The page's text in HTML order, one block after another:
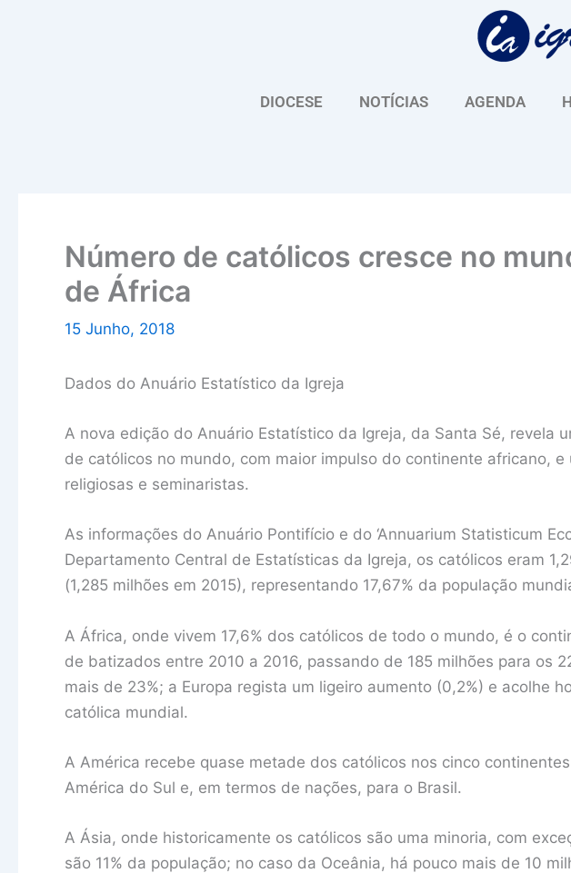
DIOCESE NOTÍCIAS AGENDA
Número de católicos cresce no
de África
15 Junho, 2018
Dados do Anuário Estatístico da Igreja
A nova edição do Anuário Estatístico da Igreja, da Santa Sé, revela
de católicos no mundo, com maior impulso do continente africano,
religiosas e seminaristas.
As informações do Anuário Pontifício e do ‘Annuarium Statisticum
Departamento Central de Estatísticas da Igreja, os católicos eram
(1,285 milhões em 2015), representando 17,67% da população
A África, onde vivem 17,6% dos católicos de todo o mundo, é o
de batizados entre 2010 a 2016, passando de 185 milhões para os
mais de 23%; a Europa regista um ligeiro aumento (0,2%) e acolhe
católica mundial.
A América recebe quase metade dos católicos nos cinco
América do Sul e, em termos de nações, para o Brasil.
A Ásia, onde historicamente os católicos são uma minoria, com
são 11% da população; no caso da Oceânia, há pouco mais de 10